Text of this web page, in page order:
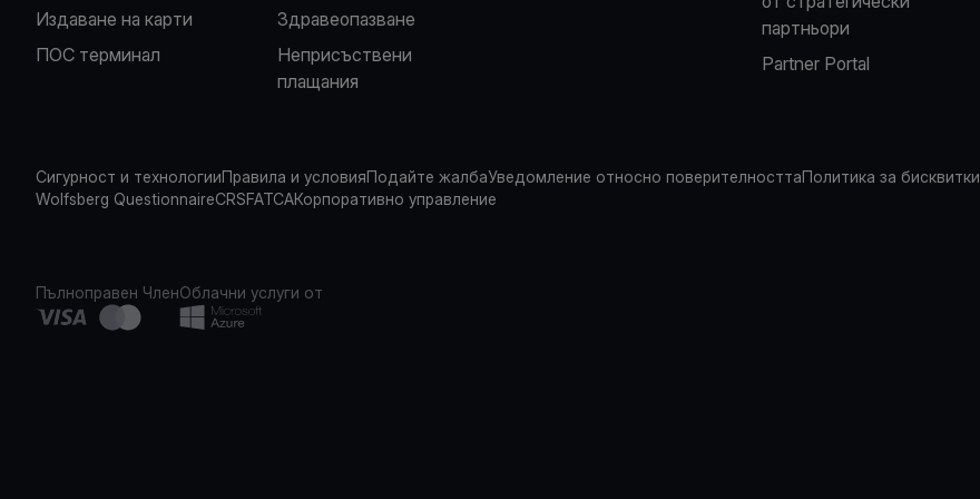
Издаване на карти
ПОС терминал
Здравеопазване
Неприсъствени
плащания
партньори
Partner Portal
Сигурност и технологииПравила и условияПодайте жалбаУведомление относно поверителносттаПолитика за бисквитки
Wolfsberg QuestionnaireCRSFATCAКорпоративно управление
Пълноправен ЧленОблачни услуги от